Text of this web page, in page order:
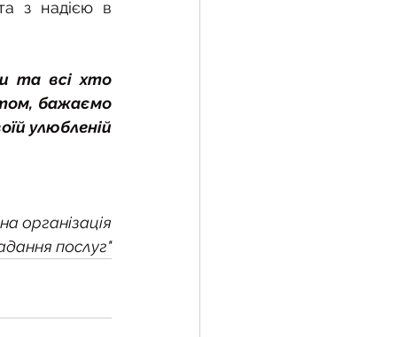
з надією в
та всі хто
бажаємо
улюбленій
організація
послуг"